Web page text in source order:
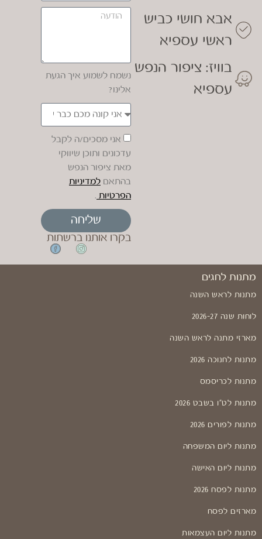
אבא חושי כביש
ראשי עספיא
בוויז: ציפור הנפש
עספיא
נשמח לשמוע איך הגעת
אלינו?
אני מסכים/ה לקבל
עדכונים ותוכן שיווקי
מאת ציפור הנפש
בהתאם למדיניות
הפרטיות .
שליחה
בקרו אותנו ברשתות
מתנות לחגים
מתנות לראש השנה
לוחות שנה 2026-27
מארזי מתנה לראש השנה
מתנות לחנוכה 2026
מתנות לכריסמס
מתנות לט"ו בשבט 2026
מתנות לפורים 2026
מתנות ליום המשפחה
מתנות ליום האישה
מתנות לפסח 2026
מארזים לפסח
מתנות ליום העצמאות